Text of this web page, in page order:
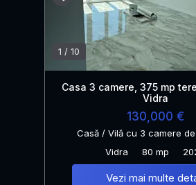
1 / 10
Casa 3 camere, 375 mp
Vidra
130,000 €
Casă / Vilă cu 3 camere
Vidra
80 mp
Vezi mai multe